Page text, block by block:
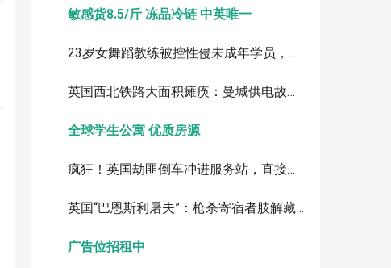
敏感货8.5/斤 冻品冷链 中英唯一
23岁女舞蹈教练被控性侵未成年学员，最高或判终身监禁
英国西北铁路大面积瘫痪：曼城供电故障致列车延误取消
全球学生公寓 优质房源
疯狂！英国劫匪倒车冲进服务站，直接拖走ATM取款机
英国“巴恩斯利屠夫”：枪杀寄宿者肢解藏尸水泥桶，判35年
广告位招租中